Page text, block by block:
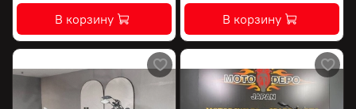
В корзину В корзину